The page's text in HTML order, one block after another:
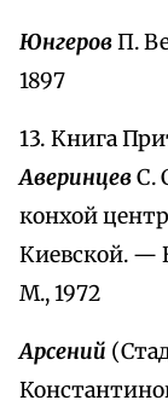
ЮнгеровП.
1897
13. Книга
АверинцевС.
конхой
Киевской. —
М., 1972
Арсений